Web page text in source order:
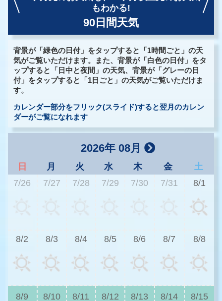
もわかる!
90日間天気
背景が「緑色の日付」をタップすると「1時間ごと」の天
気がご覧いただけます。また、背景が「白色の日付」をタ
ップすると「日中と夜間」の天気、背景が「グレーの日
付」をタップすると「1日ごと」の天気がご覧いただけま
す。
カレンダー部分をフリック(スライド)すると翌月のカレン
ダーがご覧になれます
2026年 08月
日 月 火 水 木 金
土
7/26
7/27 7/28 7/29 7/30 7/31 8/1
8/2 8/3 8/4 8/5 8/6 8/7 8/8
8/9 8/10 8/11 8/12 8/13 8/14 8/15